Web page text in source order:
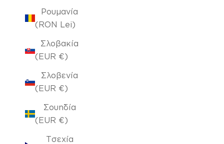
Ρουμανία
(RON Lei)
Σλοβακία
(EUR €)
Σλοβενία
(EUR €)
Σουηδία
(EUR €)
Τσεχία